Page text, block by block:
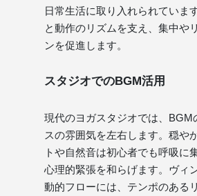
日常生活に取り入れられていま
と動作のリズムを支え、集中や
ンを促進します。
スタジオでのBGM活用
現代のヨガスタジオでは、BGM
スの雰囲気を左右します。穏や
トや自然音は初心者でも呼吸に
心理的緊張を和らげます。ヴィ
動的フローには、テンポのある